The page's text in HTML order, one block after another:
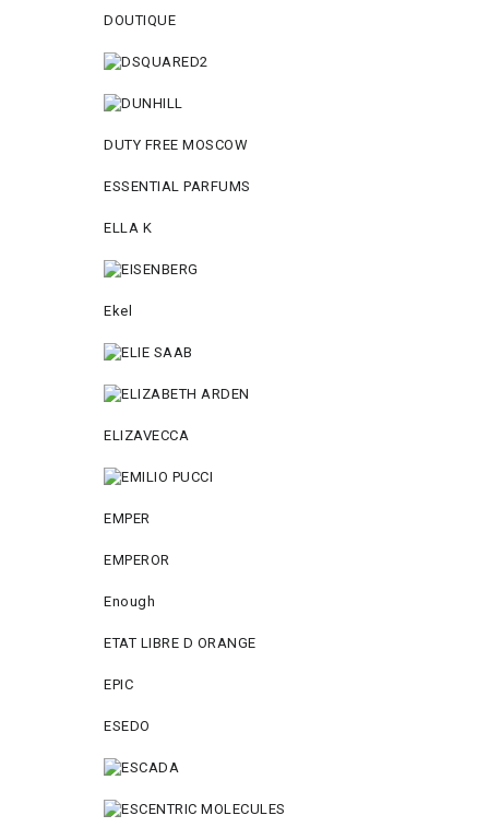
DOUTIQUE
DUTY FREE MOSCOW
ESSENTIAL PARFUMS
ELLA K
Ekel
ELIZAVECCA
EMPER
EMPEROR
Enough
ETAT LIBRE D ORANGE
EPIC
ESEDO